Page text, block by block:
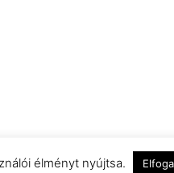
élményt nyújtsa.